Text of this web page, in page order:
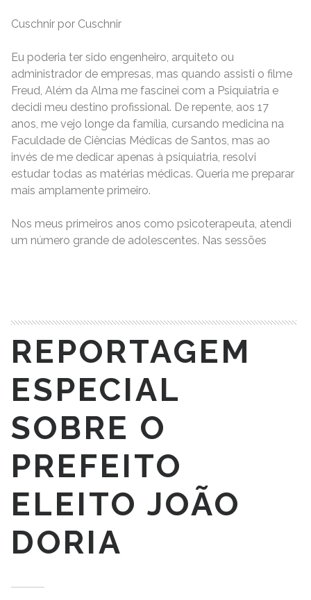
Cuschnir por Cuschnir
Eu poderia ter sido engenheiro, arquiteto ou
administrador de empresas, mas quando assisti o filme
Freud, Além da Alma me fascinei com a Psiquiatria e
decidi meu destino profissional. De repente, aos 17
anos, me vejo longe da família, cursando medicina na
Faculdade de Ciências Médicas de Santos, mas ao
invés de me dedicar apenas à psiquiatria, resolvi
estudar todas as matérias médicas. Queria me preparar
mais amplamente primeiro.
Nos meus primeiros anos como psicoterapeuta, atendi
um número grande de adolescentes. Nas sessões
REPORTAGEM
ESPECIAL
SOBRE O
PREFEITO
ELEITO JOÃO
DORIA